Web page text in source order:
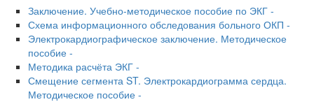
Заключение. Учебно-методическое пособие по ЭКГ -
Схема информационного обследования больного ОКП -
Электрокардиографическое заключение. Методическое
пособие -
Методика расчёта ЭКГ -
Смещение сегмента ST. Электрокардиограмма сердца.
Методическое пособие -